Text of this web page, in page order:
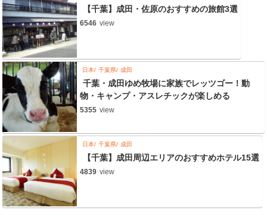
【千葉】成田・佐原のおすすめの旅館3選
6546 view
日本 千葉県 成田
千葉・成田ゆめ牧場に家族でレッツゴー！動
物・キャンプ・アスレチックが楽しめる
5355 view
日本 千葉県 成田
【千葉】成田周辺エリアのおすすめホテル15選
4839 view